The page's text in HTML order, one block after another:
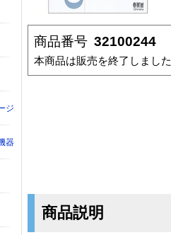
商品番号 32100244
本商品は販売を終了しました
商品説明
ジ
器